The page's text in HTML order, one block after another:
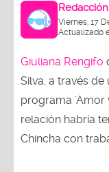
Viernes, 17
Actualizado
Giuliana Rengifo
Silva, a través
programa 'Amor
relación habría
Chincha con